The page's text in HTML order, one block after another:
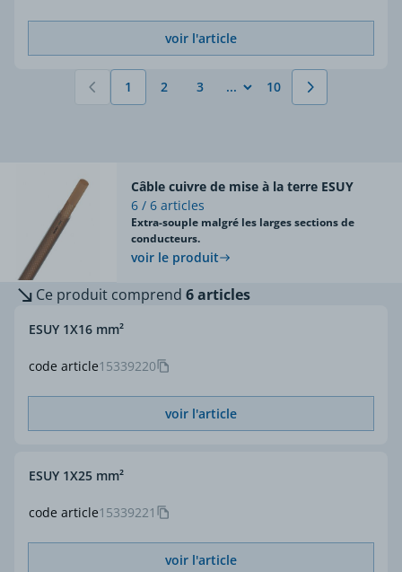
voir l'article
Vous lisez actuellement la page
1 Page
2 Page
3 Page
10
Câble cuivre de mise à la terre ESUY
6 / 6 articles
Extra-souple malgré les larges sections de
conducteurs.
voir le produit
Ce produit comprend 6 articles
code article15339220
ESUY 1X16 mm²
voir l'article
code article15339221
ESUY 1X25 mm²
voir l'article